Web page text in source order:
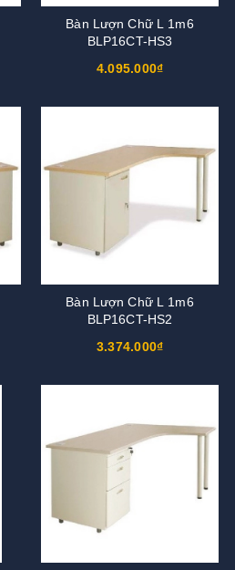
Bàn Lượn Chữ L 1m6
BLP16CT-HS3
4.095.000₫
Bàn Lượn Chữ L 1m6
BLP16CT-HS2
3.374.000₫